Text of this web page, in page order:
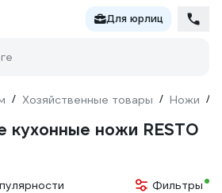
Для юрлиц
/ Хозяйственные товары / Ножи /
кухонные ножи RESTO
Фильтры